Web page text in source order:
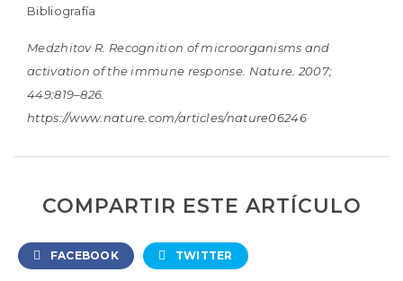
Bibliografía
Medzhitov R. Recognition of microorganisms and
activation of the immune response. Nature. 2007;
449:819–826.
https://www.nature.com/articles/nature06246
COMPARTIR ESTE ARTÍCULO
FACEBOOK TWITTER